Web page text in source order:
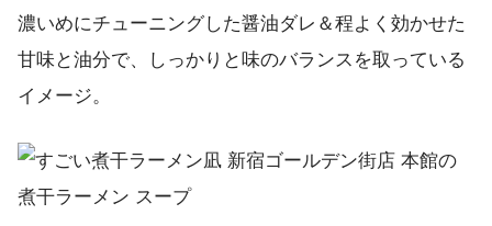
濃いめにチューニングした醤油ダレ＆程よく効かせた
甘味と油分で、しっかりと味のバランスを取っている
イメージ。